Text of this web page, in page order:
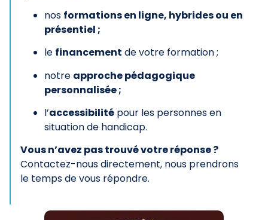
nos formations en ligne, hybrides ou en
présentiel ;
le financement de votre formation ;
notre approche pédagogique
personnalisée ;
l’accessibilité pour les personnes en
situation de handicap.
Vous n’avez pas trouvé votre réponse ?
Contactez-nous directement, nous prendrons
le temps de vous répondre.